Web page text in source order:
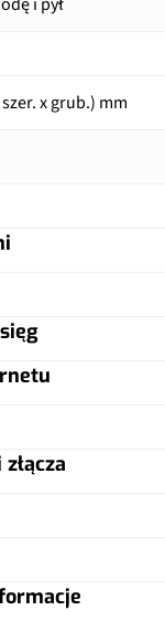
x grub.) mm
ekranem